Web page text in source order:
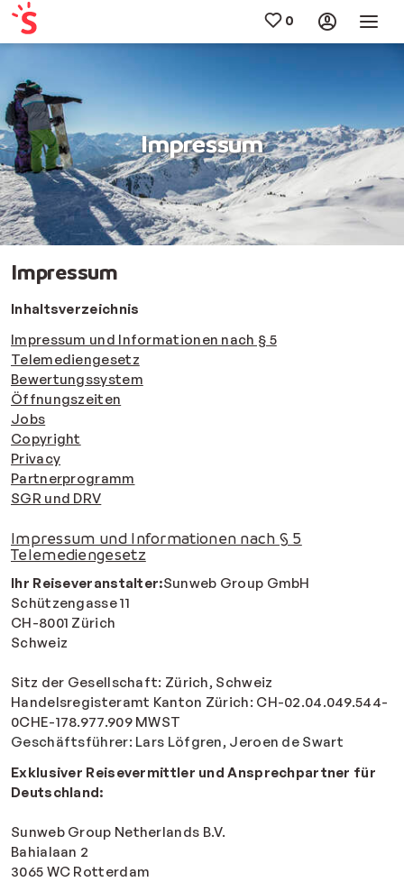
Impressum
Impressum
Inhaltsverzeichnis
Impressum und Informationen nach § 5
Telemediengesetz
Bewertungssystem
Öffnungszeiten
Jobs
Copyright
Privacy
Partnerprogramm
SGR und DRV
Impressum und Informationen nach § 5
Telemediengesetz
Ihr Reiseveranstalter:Sunweb Group GmbH
Schützengasse 11
CH-8001 Zürich
Schweiz
Sitz der Gesellschaft: Zürich, Schweiz
Handelsregisteramt Kanton Zürich: CH-02.04.049.544-
0CHE-178.977.909 MWST
Geschäftsführer: Lars Löfgren, Jeroen de Swart
Exklusiver Reisevermittler und Ansprechpartner für
Deutschland:
Sunweb Group Netherlands B.V.
Bahialaan 2
3065 WC Rotterdam